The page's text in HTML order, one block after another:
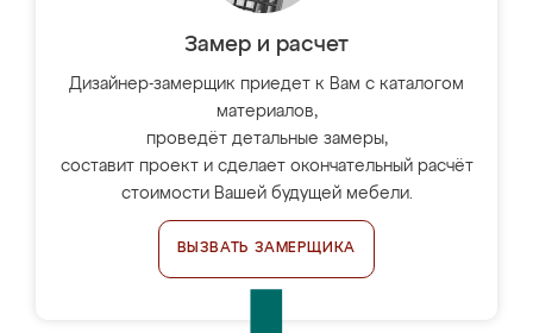
Замер и расчет
Дизайнер-замерщик приедет к Вам с каталогом
материалов,
проведёт детальные замеры,
составит проект и сделает окончательный расчёт
стоимости Вашей будущей мебели.
ВЫЗВАТЬ ЗАМЕРЩИКА